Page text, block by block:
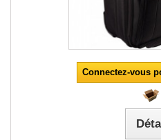
Connectez-vous